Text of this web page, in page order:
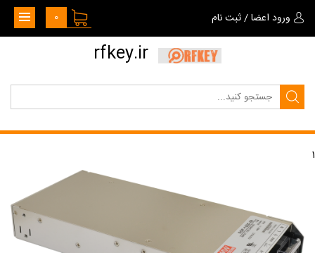
ورود اعضا/ثبت نام 0
rfkey.ir
1